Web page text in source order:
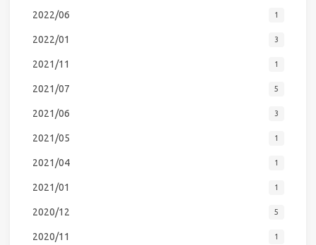
2022/06 1
2022/01 3
2021/11 1
2021/07 5
2021/06 3
2021/05 1
2021/04 1
2021/01 1
2020/12 5
2020/11 1